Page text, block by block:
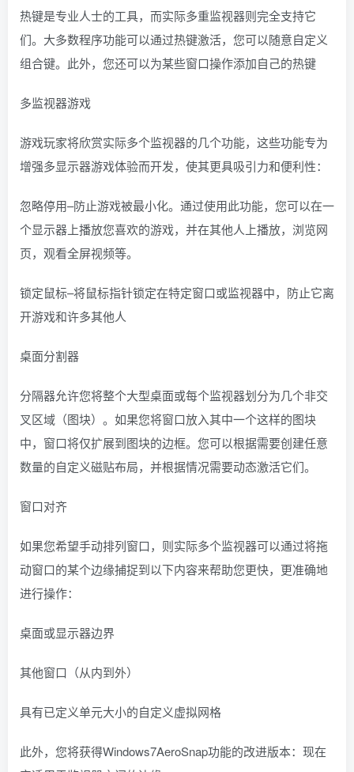
热键是专业人士的工具，而实际多重监视器则完全支持它
们。大多数程序功能可以通过热键激活，您可以随意自定义
组合键。此外，您还可以为某些窗口操作添加自己的热键
多监视器游戏
游戏玩家将欣赏实际多个监视器的几个功能，这些功能专为
增强多显示器游戏体验而开发，使其更具吸引力和便利性：
忽略停用–防止游戏被最小化。通过使用此功能，您可以在一
个显示器上播放您喜欢的游戏，并在其他人上播放，浏览网
页，观看全屏视频等。
锁定鼠标–将鼠标指针锁定在特定窗口或监视器中，防止它离
开游戏和许多其他人
桌面分割器
分隔器允许您将整个大型桌面或每个监视器划分为几个非交
叉区域（图块）。如果您将窗口放入其中一个这样的图块
中，窗口将仅扩展到图块的边框。您可以根据需要创建任意
数量的自定义磁贴布局，并根据情况需要动态激活它们。
窗口对齐
如果您希望手动排列窗口，则实际多个监视器可以通过将拖
动窗口的某个边缘捕捉到以下内容来帮助您更快，更准确地
进行操作：
桌面或显示器边界
其他窗口（从内到外）
具有已定义单元大小的自定义虚拟网格
此外，您将获得Windows7AeroSnap功能的改进版本：现在